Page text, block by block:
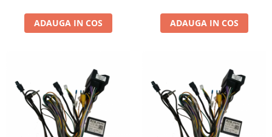
ADAUGA IN COS ADAUGA IN COS